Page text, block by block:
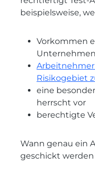
beispielsweise,
Vorkommen
Unternehmen
Risikogebiet
eine
herrscht vor
berechtigte
Wann genau ein
geschickt werden